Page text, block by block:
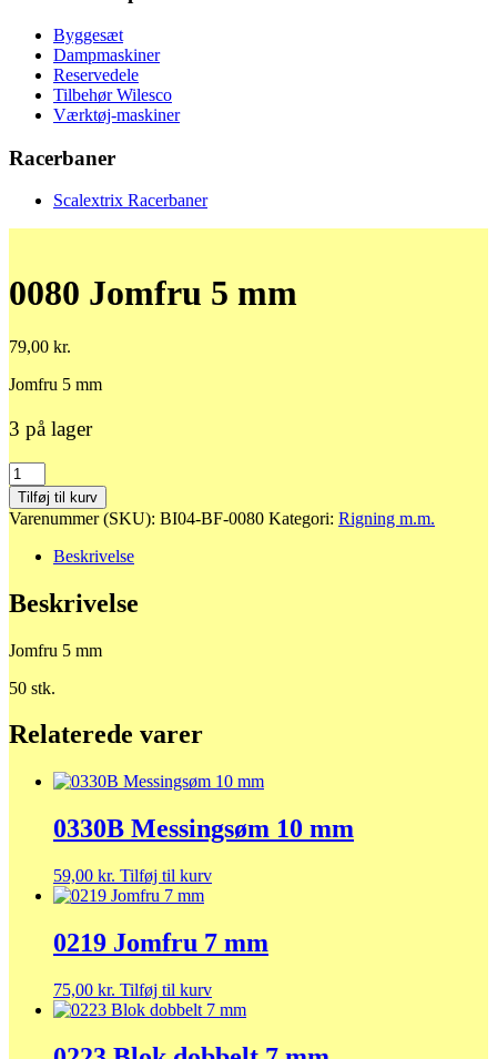
Byggesæt
Dampmaskiner
Reservedele
Tilbehør Wilesco
Værktøj-maskiner
Racerbaner
Scalextrix Racerbaner
0080 Jomfru 5 mm
79,00 kr.
Jomfru 5 mm
3 på lager
0080
Jomfru
5
mm
antal
Tilføj til kurv
Varenummer (SKU): BI04-BF-0080 Kategori: Rigning m.m.
Beskrivelse
Beskrivelse
Jomfru 5 mm
50 stk.
Relaterede varer
0330B Messingsøm 10 mm
59,00 kr. Tilføj til kurv
0219 Jomfru 7 mm
75,00 kr. Tilføj til kurv